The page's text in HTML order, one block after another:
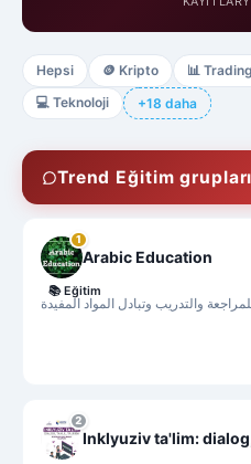
Hepsi 🪙 Kripto 📊 Trading
💻 Teknoloji +18 daha
Trend Eğitim grupları
1
Arabic Education
📚 Eğitim
2
Inklyuziv ta'lim: